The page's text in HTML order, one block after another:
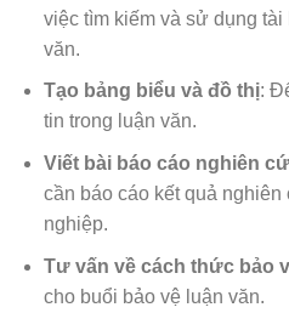
việc tìm kiếm và sử dụng
văn.
Tạo bảng biểu và đồ thị:
tin trong luận văn.
Viết bài báo cáo nghiên
cần báo cáo kết quả
nghiệp.
Tư vấn về cách thức bảo
cho buổi bảo vệ luận văn.